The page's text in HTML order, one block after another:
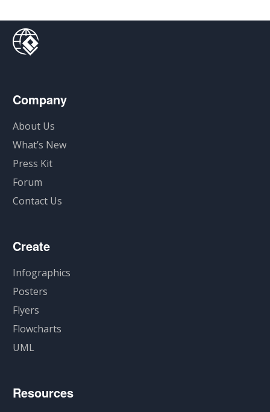
Company
About Us
What’s New
Press Kit
Forum
Contact Us
Create
Infographics
Posters
Flyers
Flowcharts
UML
Resources